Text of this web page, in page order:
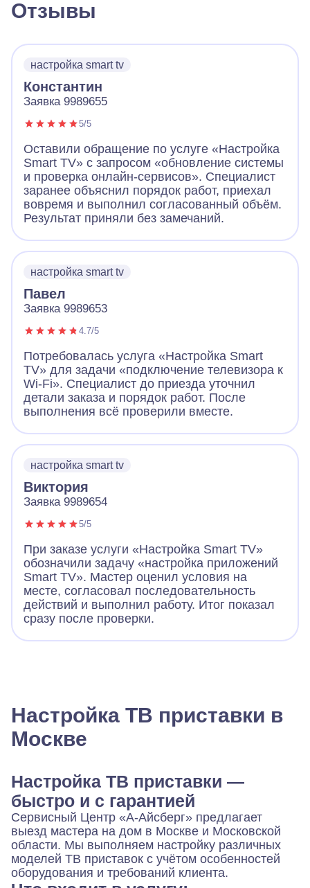
Отзывы
настройка smart tv
Константин
Заявка 9989655
5/5
Оставили обращение по услуге «Настройка
Smart TV» с запросом «обновление системы
и проверка онлайн-сервисов». Специалист
заранее объяснил порядок работ, приехал
вовремя и выполнил согласованный объём.
Результат приняли без замечаний.
настройка smart tv
Павел
Заявка 9989653
4.7/5
Потребовалась услуга «Настройка Smart
TV» для задачи «подключение телевизора к
Wi-Fi». Специалист до приезда уточнил
детали заказа и порядок работ. После
выполнения всё проверили вместе.
настройка smart tv
Виктория
Заявка 9989654
5/5
При заказе услуги «Настройка Smart TV»
обозначили задачу «настройка приложений
Smart TV». Мастер оценил условия на
месте, согласовал последовательность
действий и выполнил работу. Итог показал
сразу после проверки.
Настройка ТВ приставки в
Москве
Настройка ТВ приставки —
быстро и с гарантией
Сервисный Центр «А-Айсберг» предлагает
выезд мастера на дом в Москве и Московской
области. Мы выполняем настройку различных
моделей ТВ приставок с учётом особенностей
оборудования и требований клиента.